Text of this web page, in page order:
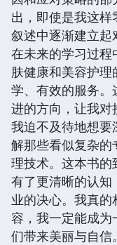
出，即使是我这
叙述中逐渐建立起
在未来的学习过
肤健康和美容护
学、有效的服务
进的方向，让我对
我迫不及待地想
解那些看似复杂
理技术。这本书
有了更清晰的认
业的决心。我真
容，我一定能成为
们带来美丽与自信。